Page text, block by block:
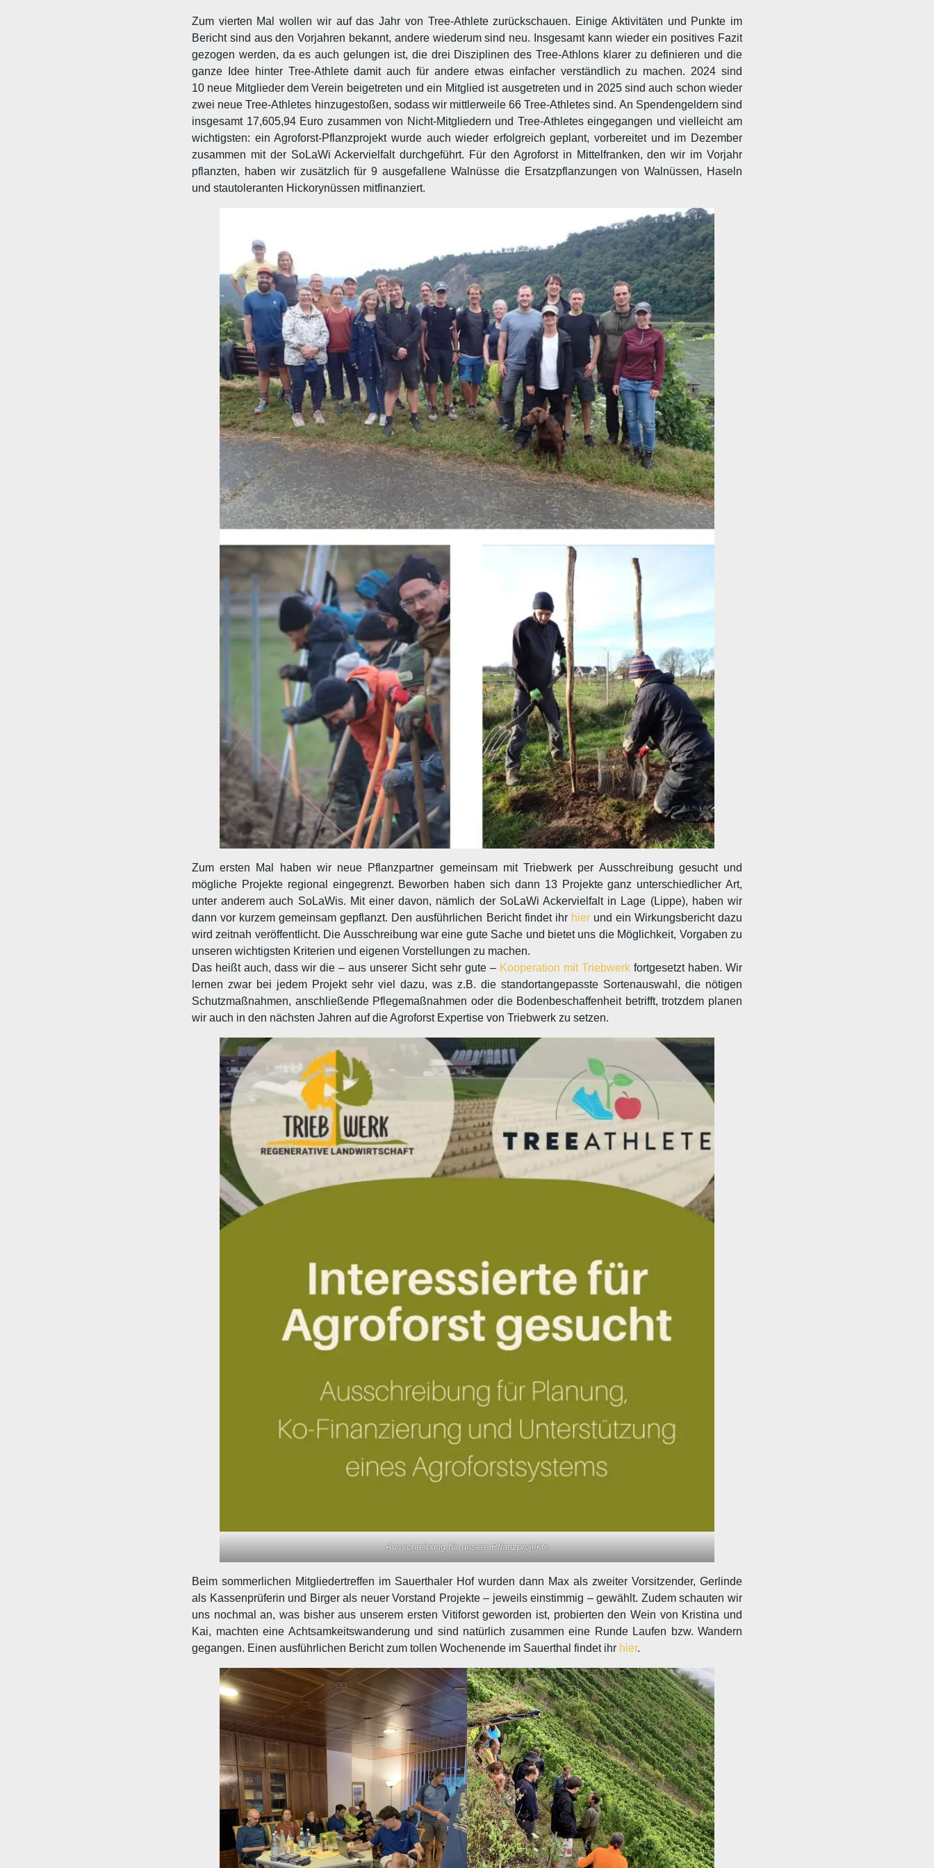
Zum vierten Mal wollen wir auf das Jahr von Tree-Athlete zurückschauen. Einige Aktivitäten und Punkte im
Bericht sind aus den Vorjahren bekannt, andere wiederum sind neu. Insgesamt kann wieder ein positives Fazit
gezogen werden, da es auch gelungen ist, die drei Disziplinen des Tree-Athlons klarer zu definieren und die
ganze Idee hinter Tree-Athlete damit auch für andere etwas einfacher verständlich zu machen. 2024 sind
10 neue Mitglieder dem Verein beigetreten und ein Mitglied ist ausgetreten und in 2025 sind auch schon wieder
zwei neue Tree-Athletes hinzugestoßen, sodass wir mittlerweile 66 Tree-Athletes sind. An Spendengeldern sind
insgesamt 17,605,94 Euro zusammen von Nicht-Mitgliedern und Tree-Athletes eingegangen und vielleicht am
wichtigsten: ein Agroforst-Pflanzprojekt wurde auch wieder erfolgreich geplant, vorbereitet und im Dezember
zusammen mit der SoLaWi Ackervielfalt durchgeführt. Für den Agroforst in Mittelfranken, den wir im Vorjahr
pflanzten, haben wir zusätzlich für 9 ausgefallene Walnüsse die Ersatzpflanzungen von Walnüssen, Haseln
und stautoleranten Hickorynüssen mitfinanziert.
Zum ersten Mal haben wir neue Pflanzpartner gemeinsam mit Triebwerk per Ausschreibung gesucht und
mögliche Projekte regional eingegrenzt. Beworben haben sich dann 13 Projekte ganz unterschiedlicher Art,
unter anderem auch SoLaWis. Mit einer davon, nämlich der SoLaWi Ackervielfalt in Lage (Lippe), haben wir
dann vor kurzem gemeinsam gepflanzt. Den ausführlichen Bericht findet ihr hierund ein Wirkungsbericht dazu
wird zeitnah veröffentlicht. Die Ausschreibung war eine gute Sache und bietet uns die Möglichkeit, Vorgaben zu
unseren wichtigsten Kriterien und eigenen Vorstellungen zu machen.
Das heißt auch, dass wir die – aus unserer Sicht sehr gute – Kooperation mit Triebwerkfortgesetzt haben. Wir
lernen zwar bei jedem Projekt sehr viel dazu, was z.B. die standortangepasste Sortenauswahl, die nötigen
Schutzmaßnahmen, anschließende Pflegemaßnahmen oder die Bodenbeschaffenheit betrifft, trotzdem planen
wir auch in den nächsten Jahren auf die Agroforst Expertise von Triebwerk zu setzen.
Ausschreibung für unsere Pflanzprojekte
Beim sommerlichen Mitgliedertreffen im Sauerthaler Hof wurden dann Max als zweiter Vorsitzender, Gerlinde
als Kassenprüferin und Birger als neuer Vorstand Projekte – jeweils einstimmig – gewählt. Zudem schauten wir
uns nochmal an, was bisher aus unserem ersten Vitiforst geworden ist, probierten den Wein von Kristina und
Kai, machten eine Achtsamkeitswanderung und sind natürlich zusammen eine Runde Laufen bzw. Wandern
gegangen. Einen ausführlichen Bericht zum tollen Wochenende im Sauerthal findet ihr hier.